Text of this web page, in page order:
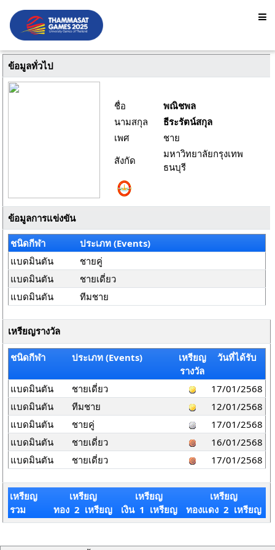
ข้อมูลทั่วไป
ชื่อ
พณิชพล
นามสกุล
ธีระรัตน์สกุล
เพศ
ชาย
สังกัด
มหาวิทยาลัยกรุงเทพ
ธนบุรี
ข้อมูลการแข่งขัน
ชนิดกีฬา
ประเภท (Events)
แบดมินตัน
ชายคู่
แบดมินตัน
ชายเดี่ยว
แบดมินตัน
ทีมชาย
เหรียญรางวัล
ชนิดกีฬา ประเภท (Events)
เหรียญ
รางวัล
วันที่ได้รับ
แบดมินตัน ชายเดี่ยว
17/01/2568
แบดมินตัน
ทีมชาย
12/01/2568
แบดมินตัน
ชายคู่
17/01/2568
แบดมินตัน
ชายเดี่ยว
16/01/2568
แบดมินตัน
ชายเดี่ยว 17/01/2568
เหรียญ
รวม
เหรียญ
ทอง 2 เหรียญ
เหรียญ
เงิน 1 เหรียญ
เหรียญ
ทองแดง 2 เหรียญ